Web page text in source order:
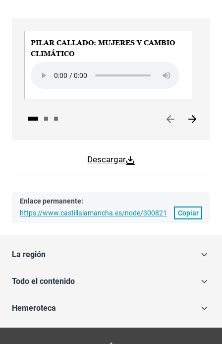
Descargar
PILAR CALLADO: MUJERES Y CAMBIO
CLIMÁTICO
Enlace permanente:
https://www.castillalamancha.es/node/300821
Copiar
La región
Todo el contenido
Hemeroteca